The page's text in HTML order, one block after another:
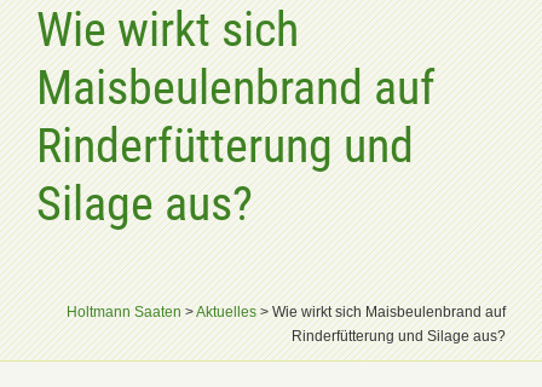
Wie wirkt sich
Maisbeulenbrand auf
Rinderfütterung und
Silage aus?
Holtmann Saaten>Aktuelles>Wie wirkt sich Maisbeulenbrand auf
Rinderfütterung und Silage aus?